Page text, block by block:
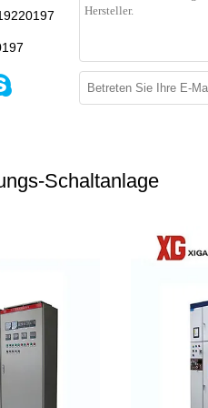
Schaltanlage